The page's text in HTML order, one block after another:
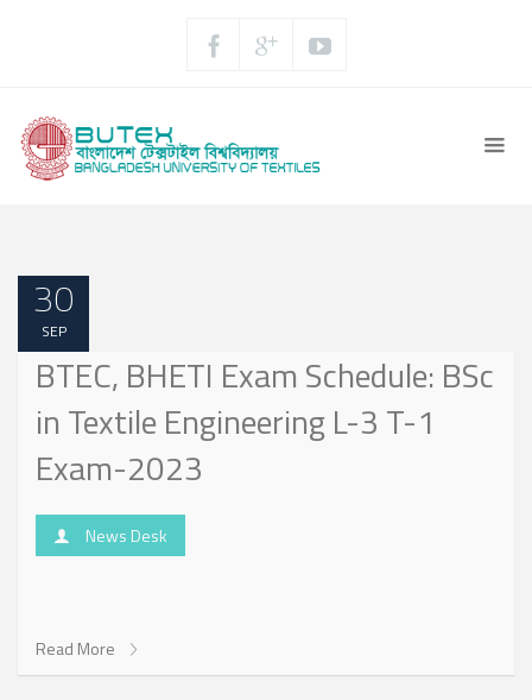
30
SEP
BTEC, BHETI Exam Schedule: BSc
in Textile Engineering L-3 T-1
Exam-2023
News Desk
Read More